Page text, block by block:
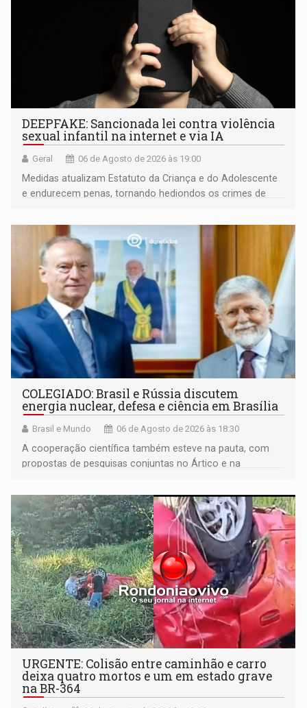
DEEPFAKE: Sancionada lei contra violência
sexual infantil na internet e via IA
Geral 06 de Agosto de 2026 às 19:00
Medidas atualizam Estatuto da Criança e do Adolescente
e endurecem penas, tornando hediondos os crimes de
COLEGIADO: Brasil e Rússia discutem
energia nuclear, defesa e ciência em Brasília
Brasil e Mundo 06 de Agosto de 2026 às 18:30
A cooperação científica também esteve na pauta, com
propostas de pesquisas conjuntas no Ártico e na
URGENTE: Colisão entre caminhão e carro
deixa quatro mortos e um em estado grave
na BR-364